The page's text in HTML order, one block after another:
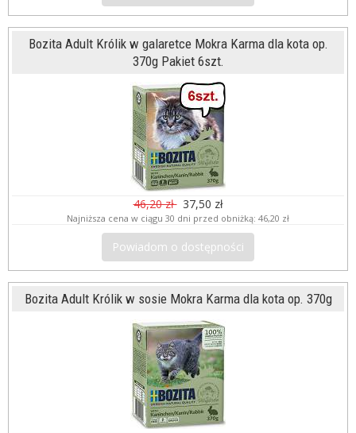
Bozita Adult Królik w galaretce Mokra Karma dla kota op.
370g Pakiet 6szt.
46,20 zł 37,50 zł
Najniższa cena w ciągu 30 dni przed obniżką: 46,20 zł
Powiadom o dostępności
Bozita Adult Królik w sosie Mokra Karma dla kota op. 370g